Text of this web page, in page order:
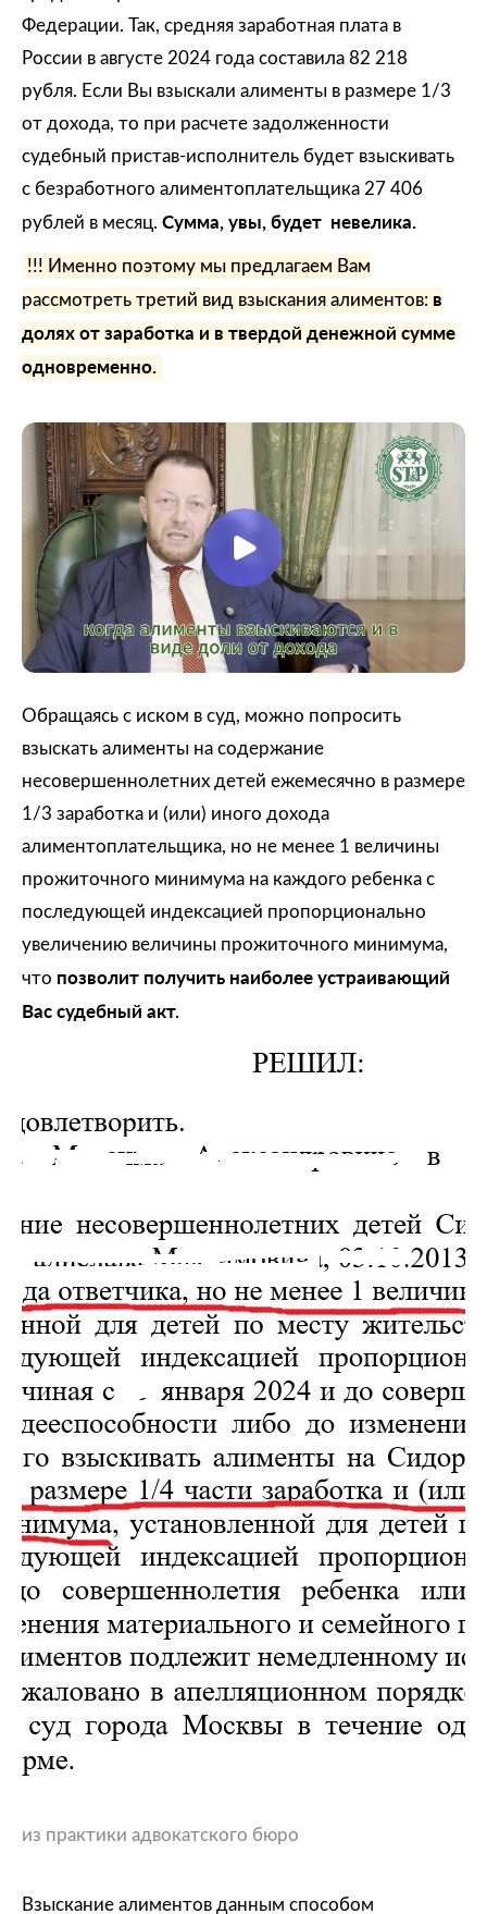
Федерации. Так, средняя заработная плата в
России в августе 2024 года составила 82 218
рубля. Если Вы взыскали алименты в размере 1/3
от дохода, то при расчете задолженности
судебный пристав-исполнитель будет взыскивать
с безработного алиментоплательщика 27 406
рублей в месяц. Сумма, увы, будет невелика.
!!! Именно поэтому мы предлагаем Вам
рассмотреть третий вид взыскания алиментов: в
долях от заработка и в твердой денежной сумме
одновременно.
Обращаясь с иском в суд, можно попросить
взыскать алименты на содержание
несовершеннолетних детей ежемесячно в размере
1/3 заработка и (или) иного дохода
алиментоплательщика, но не менее 1 величины
прожиточного минимума на каждого ребенка с
последующей индексацией пропорционально
увеличению величины прожиточного минимума,
что позволит получить наиболее устраивающий
Вас судебный акт.
из практики адвокатского бюро
Взыскание алиментов данным способом